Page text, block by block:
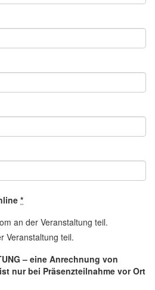
*
an der Veranstaltung teil.
Veranstaltung teil.
– eine Anrechnung von
nur bei Präsenzteilnahme vor Ort